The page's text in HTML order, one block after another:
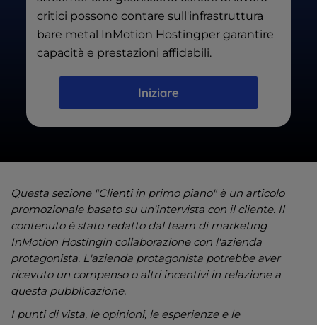
critici possono contare sull'infrastruttura
bare metal InMotion Hostingper garantire
capacità e prestazioni affidabili.
Iniziare
Questa sezione "Clienti in primo piano" è un articolo
promozionale basato su un'intervista con il cliente. Il
contenuto è stato redatto dal team di marketing
InMotion Hostingin collaborazione con l'azienda
protagonista. L'azienda protagonista potrebbe aver
ricevuto un compenso o altri incentivi in relazione a
questa pubblicazione.
I punti di vista, le opinioni, le esperienze e le